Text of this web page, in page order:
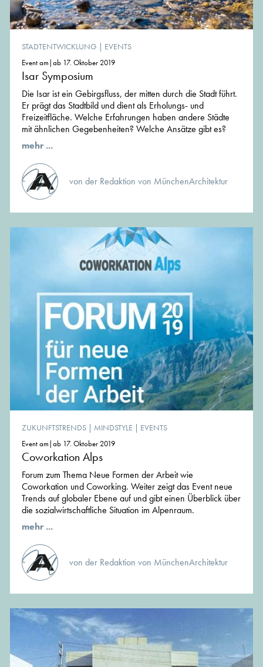
STADTENTWICKLUNG | EVENTS
Event am|ab 17. Oktober 2019
Isar Symposium
Die Isar ist ein Gebirgsfluss, der mitten durch die Stadt führt.
Er prägt das Stadtbild und dient als Erholungs- und
Freizeitfläche. Welche Erfahrungen haben andere Städte
mit ähnlichen Gegebenheiten? Welche Ansätze gibt es?
mehr ...
von der Redaktion von MünchenArchitektur
ZUKUNFTSTRENDS | MINDSTYLE | EVENTS
Event am|ab 17. Oktober 2019
Coworkation Alps
Forum zum Thema Neue Formen der Arbeit wie
Coworkation und Coworking. Weiter zeigt das Event neue
Trends auf globaler Ebene auf und gibt einen Überblick über
die sozialwirtschaftliche Situation im Alpenraum.
mehr ...
von der Redaktion von MünchenArchitektur